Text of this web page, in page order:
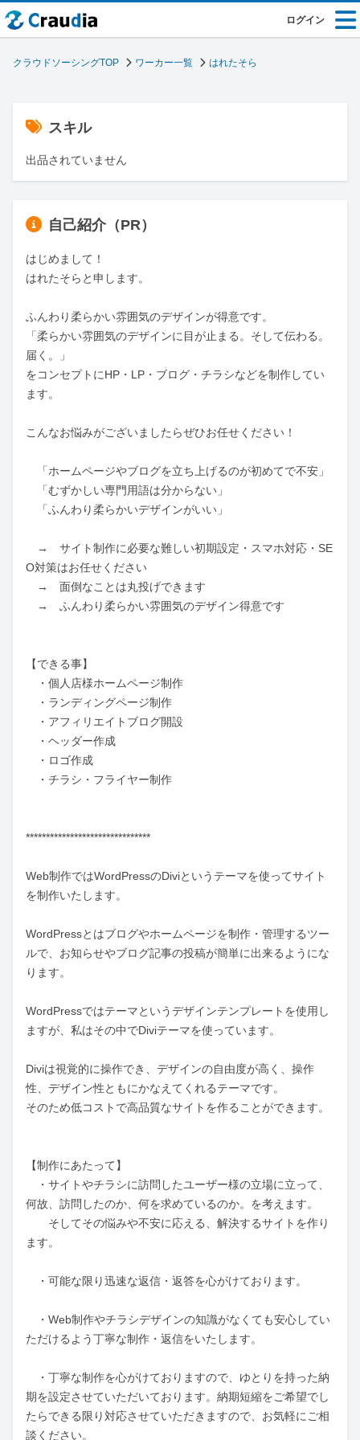
ログイン
クラウドソーシングTOP ワーカー一覧 はれたそら
スキル
出品されていません
自己紹介（PR）
はじめまして！
はれたそらと申します。
ふんわり柔らかい雰囲気のデザインが得意です。
「柔らかい雰囲気のデザインに目が止まる。そして伝わる。
届く。」
をコンセプトにHP・LP・ブログ・チラシなどを制作してい
ます。
こんなお悩みがございましたらぜひお任せください！
「ホームページやブログを立ち上げるのが初めてで不安」
「むずかしい専門用語は分からない」
「ふんわり柔らかいデザインがいい」
→　サイト制作に必要な難しい初期設定・スマホ対応・SE
O対策はお任せください
→　面倒なことは丸投げできます
→　ふんわり柔らかい雰囲気のデザイン得意です
【できる事】
・個人店様ホームページ制作
・ランディングページ制作
・アフィリエイトブログ開設
・ヘッダー作成
・ロゴ作成
・チラシ・フライヤー制作
*******************************
Web制作ではWordPressのDiviというテーマを使ってサイト
を制作いたします。
WordPressとはブログやホームページを制作・管理するツー
ルで、お知らせやブログ記事の投稿が簡単に出来るようにな
ります。
WordPressではテーマというデザインテンプレートを使用し
ますが、私はその中でDiviテーマを使っています。
Diviは視覚的に操作でき、デザインの自由度が高く、操作
性、デザイン性ともにかなえてくれるテーマです。
そのため低コストで高品質なサイトを作ることができます。
【制作にあたって】
・サイトやチラシに訪問したユーザー様の立場に立って、
何故、訪問したのか、何を求めているのか。を考えます。
そしてその悩みや不安に応える、解決するサイトを作り
ます。
・可能な限り迅速な返信・返答を心がけております。
・Web制作やチラシデザインの知識がなくても安心してい
ただけるよう丁寧な制作・返信をいたします。
・丁寧な制作を心がけておりますので、ゆとりを持った納
期を設定させていただいております。納期短縮をご希望でし
たらできる限り対応させていただきますので、お気軽にご相
談ください。